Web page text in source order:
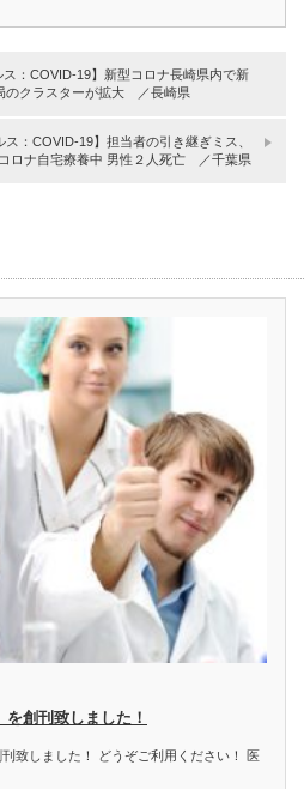
：COVID-19】新型コロナ長崎県内で新
のクラスターが拡大 ／長崎県
：COVID-19】担当者の引き継ぎミス、
ロナ自宅療養中 男性２人死亡 ／千葉県
創刊致しました！
致しました！ どうぞご利用ください！ 医